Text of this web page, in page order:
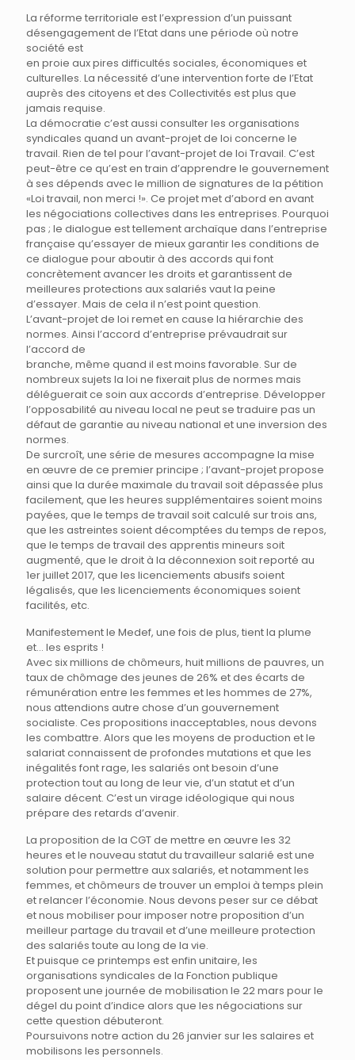
La réforme territoriale est l’expression d’un puissant
désengagement de l’Etat dans une période où notre
société est
en proie aux pires difficultés sociales, économiques et
culturelles. La nécessité d’une intervention forte de l’Etat
auprès des citoyens et des Collectivités est plus que
jamais requise.
La démocratie c’est aussi consulter les organisations
syndicales quand un avant-projet de loi concerne le
travail. Rien de tel pour l’avant-projet de loi Travail. C’est
peut-être ce qu’est en train d’apprendre le gouvernement
à ses dépends avec le million de signatures de la pétition
«Loi travail, non merci !». Ce projet met d’abord en avant
les négociations collectives dans les entreprises. Pourquoi
pas ; le dialogue est tellement archaïque dans l’entreprise
française qu’essayer de mieux garantir les conditions de
ce dialogue pour aboutir à des accords qui font
concrètement avancer les droits et garantissent de
meilleures protections aux salariés vaut la peine
d’essayer. Mais de cela il n’est point question.
L’avant-projet de loi remet en cause la hiérarchie des
normes. Ainsi l’accord d’entreprise prévaudrait sur
l’accord de
branche, même quand il est moins favorable. Sur de
nombreux sujets la loi ne fixerait plus de normes mais
déléguerait ce soin aux accords d’entreprise. Développer
l’opposabilité au niveau local ne peut se traduire pas un
défaut de garantie au niveau national et une inversion des
normes.
De surcroît, une série de mesures accompagne la mise
en œuvre de ce premier principe ; l’avant-projet propose
ainsi que la durée maximale du travail soit dépassée plus
facilement, que les heures supplémentaires soient moins
payées, que le temps de travail soit calculé sur trois ans,
que les astreintes soient décomptées du temps de repos,
que le temps de travail des apprentis mineurs soit
augmenté, que le droit à la déconnexion soit reporté au
1er juillet 2017, que les licenciements abusifs soient
légalisés, que les licenciements économiques soient
facilités, etc.
Manifestement le Medef, une fois de plus, tient la plume
et… les esprits !
Avec six millions de chômeurs, huit millions de pauvres, un
taux de chômage des jeunes de 26% et des écarts de
rémunération entre les femmes et les hommes de 27%,
nous attendions autre chose d’un gouvernement
socialiste. Ces propositions inacceptables, nous devons
les combattre. Alors que les moyens de production et le
salariat connaissent de profondes mutations et que les
inégalités font rage, les salariés ont besoin d’une
protection tout au long de leur vie, d’un statut et d’un
salaire décent. C’est un virage idéologique qui nous
prépare des retards d’avenir.
La proposition de la CGT de mettre en œuvre les 32
heures et le nouveau statut du travailleur salarié est une
solution pour permettre aux salariés, et notamment les
femmes, et chômeurs de trouver un emploi à temps plein
et relancer l’économie. Nous devons peser sur ce débat
et nous mobiliser pour imposer notre proposition d’un
meilleur partage du travail et d’une meilleure protection
des salariés toute au long de la vie.
Et puisque ce printemps est enfin unitaire, les
organisations syndicales de la Fonction publique
proposent une journée de mobilisation le 22 mars pour le
dégel du point d’indice alors que les négociations sur
cette question débuteront.
Poursuivons notre action du 26 janvier sur les salaires et
mobilisons les personnels.